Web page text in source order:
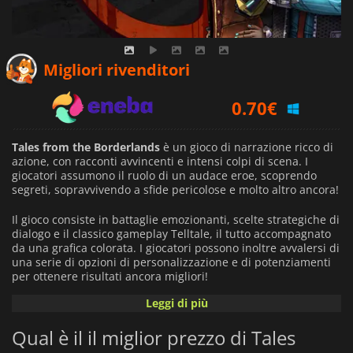
Migliori rivenditori
0.70€
1.29€
Tales from the Borderlands è un gioco di narrazione ricco di
azione, con racconti avvincenti e intensi colpi di scena. I
giocatori assumono il ruolo di un audace eroe, scoprendo
segreti, sopravvivendo a sfide pericolose e molto altro ancora!
Il gioco consiste in battaglie emozionanti, scelte strategiche di
dialogo e il classico gameplay Telltale, il tutto accompagnato
da una grafica colorata. I giocatori possono inoltre avvalersi di
una serie di opzioni di personalizzazione e di potenziamenti
per ottenere risultati ancora migliori!
Tales from the Borderlands
sue ambientazioni. L'audio del gioco contribuisce
all'atmosfera con le sue ricche colonne sonore ed effetti per
Leggi di più
Qual è il il miglior prezzo di Tales